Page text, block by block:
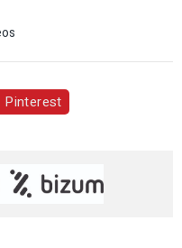
Pinterest